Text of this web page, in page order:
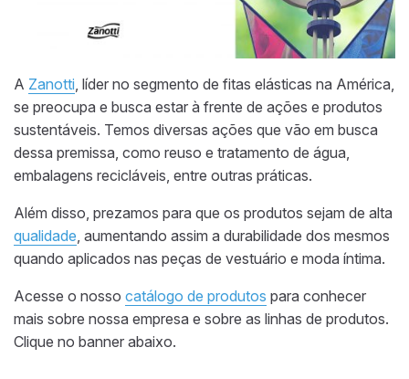
A Zanotti, líder no segmento de fitas elásticas na América,
se preocupa e busca estar à frente de ações e produtos
sustentáveis. Temos diversas ações que vão em busca
dessa premissa, como reuso e tratamento de água,
embalagens recicláveis, entre outras práticas.
Além disso, prezamos para que os produtos sejam de alta
qualidade, aumentando assim a durabilidade dos mesmos
quando aplicados nas peças de vestuário e moda íntima.
Acesse o nosso catálogo de produtos para conhecer
mais sobre nossa empresa e sobre as linhas de produtos.
Clique no banner abaixo.